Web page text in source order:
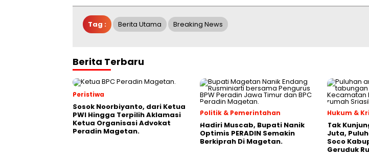
Tag : Berita Utama Breaking News
Berita Terbaru
Peristiwa
Sosok Noorbiyanto, dari Ketua
PWI Hingga Terpilih Aklamasi
Ketua Organisasi Advokat
Peradin Magetan.
Politik & Pemerintahan
Hadiri Muscab, Bupati Nanik
Optimis PERADIN Semakin
Berkiprah Di Magetan.
Hukum &
Tak
Juta,
Soco
Geruduk